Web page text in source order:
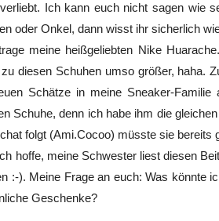
Ich kann euch nicht sagen wie
oder Onkel, dann wisst ihr sicherlich
meine heißgeliebten Nike
diesen Schuhen umso größer, haha.
Schätze in meine Sneaker-
Schuhe, denn ich habe ihm die
folgt (Ami.Cocoo) müsste sie bereits
hoffe, meine Schwester liest diesen
:-). Meine Frage an euch: Was könnte
Geschenke?